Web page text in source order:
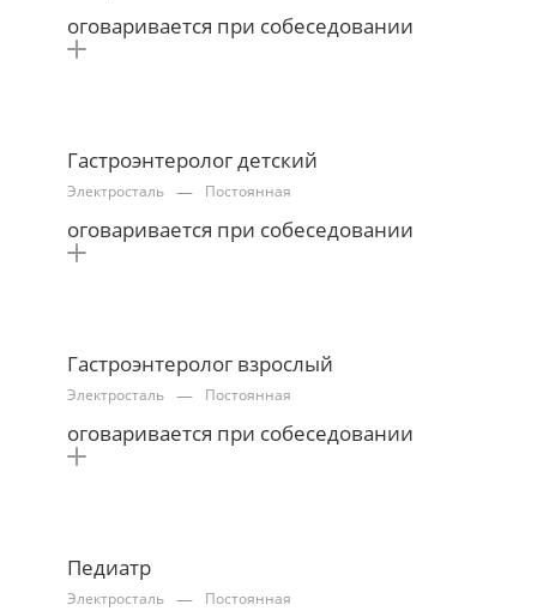
оговаривается при собеседовании
Гастроэнтеролог детский
Электросталь — Постоянная
оговаривается при собеседовании
Гастроэнтеролог взрослый
Электросталь — Постоянная
оговаривается при собеседовании
Педиатр
Электросталь — Постоянная